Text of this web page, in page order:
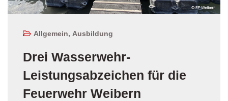
Allgemein, Ausbildung
Drei Wasserwehr-
Leistungsabzeichen für die
Feuerwehr Weibern